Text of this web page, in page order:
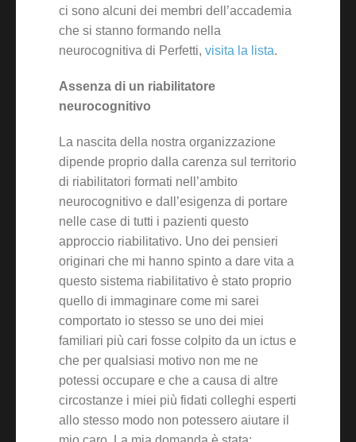
ci sono alcuni dei membri dell’accademia
che si stanno formando nella
neurocognitiva di Perfetti, visita la lista.
Assenza di un riabilitatore
neurocognitivo
La nascita della nostra organizzazione
dipende proprio dalla carenza sul territorio
di riabilitatori formati nell’ambito
neurocognitivo e dall’esigenza di portare
nelle case di tutti i pazienti questo
approccio riabilitativo. Uno dei pensieri
originari che mi hanno spinto a dare vita a
questo sistema riabilitativo è stato proprio
quello di immaginare come mi sarei
comportato io stesso se uno dei miei
familiari più cari fosse colpito da un ictus e
che per qualsiasi motivo non me ne
potessi occupare e che a causa di altre
circostanze i miei più fidati colleghi esperti
allo stesso modo non potessero aiutare il